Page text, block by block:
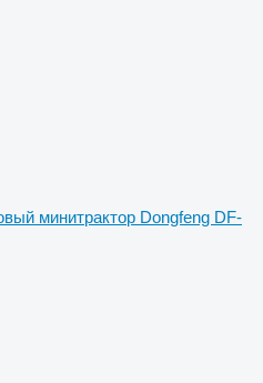
минитрактор Dongfeng DF-